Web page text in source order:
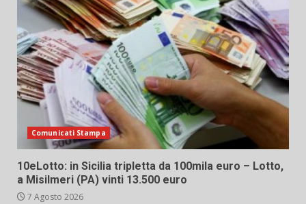
Comunicati Stampa
10eLotto: in Sicilia tripletta da 100mila euro – Lotto,
a Misilmeri (PA) vinti 13.500 euro
7 Agosto 2026